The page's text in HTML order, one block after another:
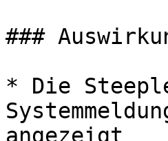
###
* Die
angezeigt